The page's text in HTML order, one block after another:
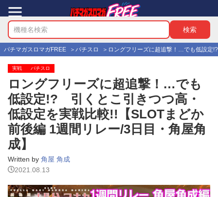
パチマガスロマガFREE パチスロ ロングフリーズに超追撃！…でも低設定
実戦 パチスロ
ロングフリーズに超追撃！…でも
低設定!? 引くとこ引きつつ高・
低設定を実戦比較!!【SLOTまどか
前後編 1週間リレー/3日目・角屋角
成】
Written by 角屋 角成
2021.08.13